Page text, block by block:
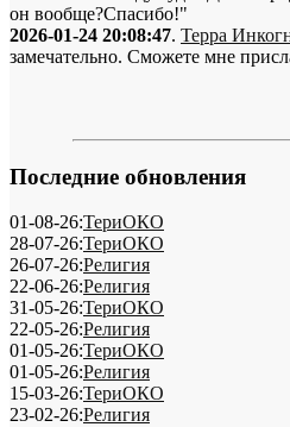
он вообще?Спасибо!"
2026-01-24 20:08:47. Терра
замечательно. Сможете мне
Последние обновления
01-08-26:ТериОКО
28-07-26:ТериОКО
26-07-26:Религия
22-06-26:Религия
31-05-26:ТериОКО
22-05-26:Религия
01-05-26:ТериОКО
01-05-26:Религия
15-03-26:ТериОКО
23-02-26:Религия